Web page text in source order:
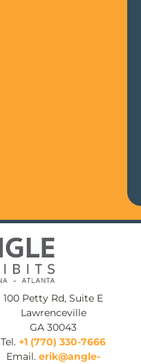
100 Petty Rd, Suite E
Lawrenceville
GA 30043
Tel. +1 (770) 330-7666
Email. erik@angle-